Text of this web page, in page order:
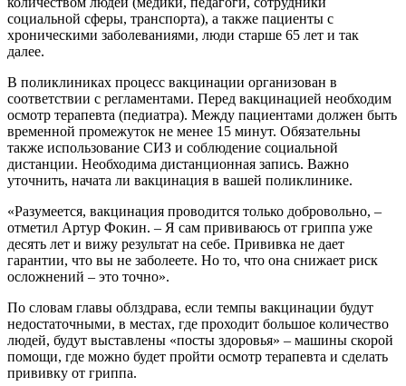
социальной сферы, транспорта), а также пациенты с
хроническими заболеваниями, люди старше 65 лет и так
далее.
В поликлиниках процесс вакцинации организован в
соответствии с регламентами. Перед вакцинацией необходим
осмотр терапевта (педиатра). Между пациентами должен быть
временной промежуток не менее 15 минут. Обязательны
также использование СИЗ и соблюдение социальной
дистанции. Необходима дистанционная запись. Важно
уточнить, начата ли вакцинация в вашей поликлинике.
«Разумеется, вакцинация проводится только добровольно, –
отметил Артур Фокин. – Я сам прививаюсь от гриппа уже
десять лет и вижу результат на себе. Прививка не дает
гарантии, что вы не заболеете. Но то, что она снижает риск
осложнений – это точно».
По словам главы облздрава, если темпы вакцинации будут
недостаточными, в местах, где проходит большое количество
людей, будут выставлены «посты здоровья» – машины скорой
помощи, где можно будет пройти осмотр терапевта и сделать
прививку от гриппа.